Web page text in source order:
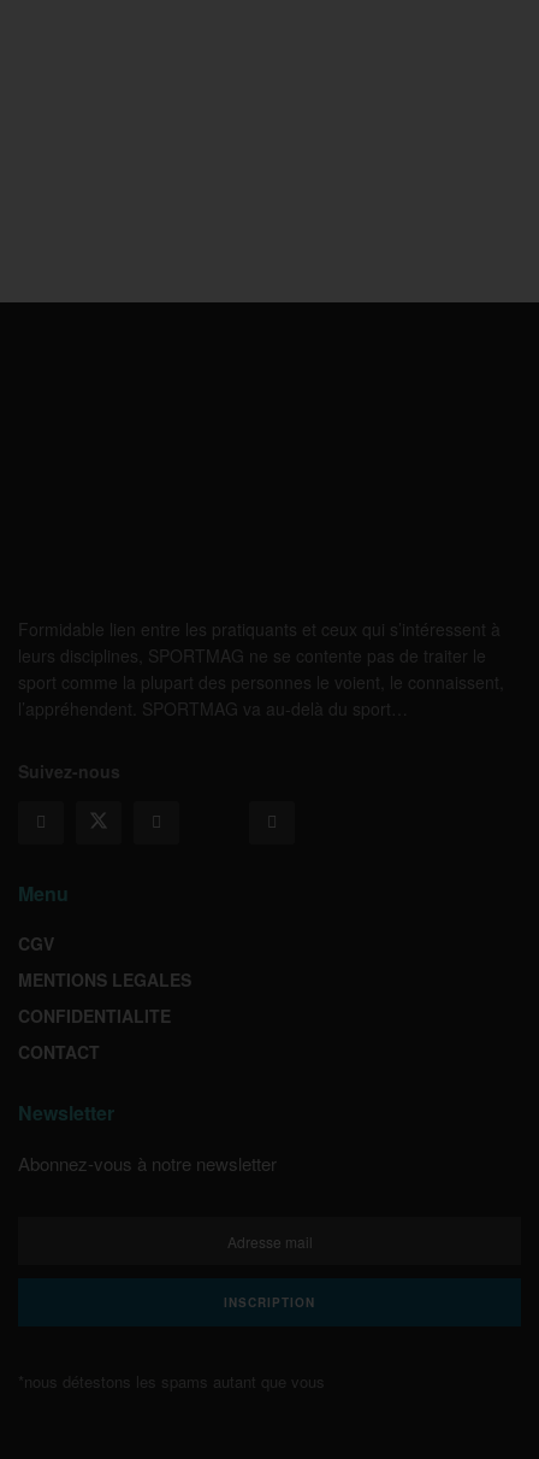
Formidable lien entre les pratiquants et ceux qui s’intéressent à
leurs disciplines, SPORTMAG ne se contente pas de traiter le
sport comme la plupart des personnes le voient, le connaissent,
l’appréhendent. SPORTMAG va au-delà du sport…
Suivez-nous
Menu
CGV
MENTIONS LEGALES
CONFIDENTIALITE
CONTACT
Newsletter
Abonnez-vous à notre newsletter
*nous détestons les spams autant que vous